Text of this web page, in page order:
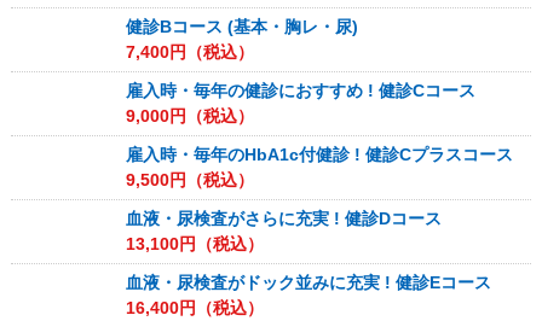
健診Bコース (基本・胸レ・尿)
7,400円（税込）
雇入時・毎年の健診におすすめ ! 健診Cコース
9,000円（税込）
雇入時・毎年のHbA1c付健診 ! 健診Cプラスコース
9,500円（税込）
血液・尿検査がさらに充実 ! 健診Dコース
13,100円（税込）
血液・尿検査がドック並みに充実 ! 健診Eコース
16,400円（税込）